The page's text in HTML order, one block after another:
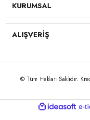
KURUMSAL
ALIŞVERİŞ
© Tüm Hakları Saklıdır.